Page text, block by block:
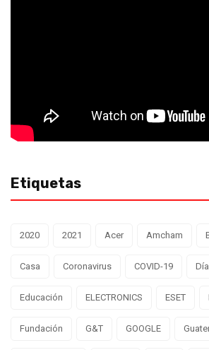
Etiquetas
2020 2021 Acer Amcham
Casa Coronavirus COVID-19 Día
Educación ELECTRONICS ESET
Fundación G&T GOOGLE